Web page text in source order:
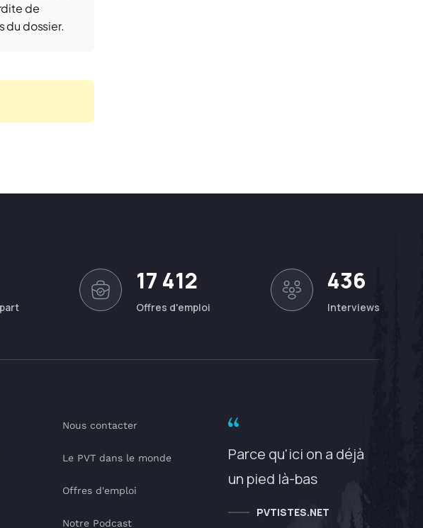
de
du dossier.
17 412
Offres d'emploi
436
Interviews
Nous contacter
Le PVT dans le monde
Offres d'emploi
Notre Podcast
Parce qu'ici on a déjà
un pied là-bas
PVTISTES.NET